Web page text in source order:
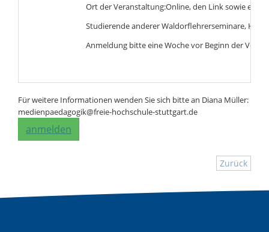
Ort der Veranstaltung:Online, den Link sowie
Studierende anderer Waldorflehrerseminare,
Anmeldung bitte eine Woche vor Beginn der
Für weitere Informationen wenden Sie sich bitte an Diana Müller:
medienpaedagogik@freie-hochschule-stuttgart.de
anmelden
Zurück